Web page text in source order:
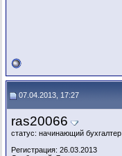
07.04.2013, 17:27
ras20066
статус: начинающий бухгалтер
Регистрация: 26.03.2013